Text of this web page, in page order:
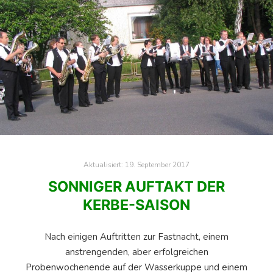
Aktualisiert: 19. September 2017
SONNIGER AUFTAKT DER
KERBE-SAISON
Nach einigen Auftritten zur Fastnacht, einem
anstrengenden, aber erfolgreichen
Probenwochenende auf der Wasserkuppe und einem